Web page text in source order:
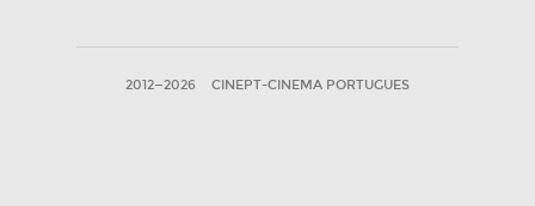
2012—2026 CINEPT-CINEMA PORTUGUES